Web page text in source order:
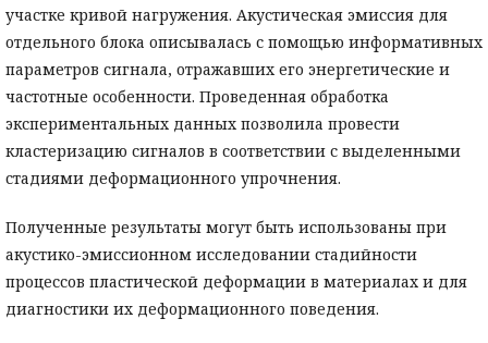
участке кривой нагружения. Акустическая эмиссия для
отдельного блока описывалась с помощью информативных
параметров сигнала, отражавших его энергетические и
частотные особенности. Проведенная обработка
экспериментальных данных позволила провести
кластеризацию сигналов в соответствии с выделенными
стадиями деформационного упрочнения.
Полученные результаты могут быть использованы при
акустико-эмиссионном исследовании стадийности
процессов пластической деформации в материалах и для
диагностики их деформационного поведения.